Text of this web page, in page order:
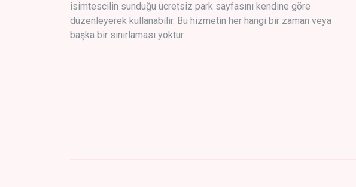
isimtescilin sunduğu ücretsiz park sayfasını kendine göre
düzenleyerek kullanabilir. Bu hizmetin her hangi bir zaman veya
başka bir sınırlaması yoktur.